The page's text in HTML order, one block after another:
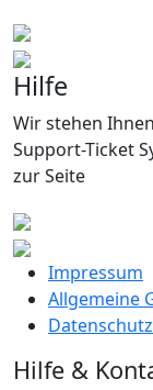
Hilfe
Wir stehen
Support-Ticket
zur Seite
Impressum
Allgemeine
Hilfe &